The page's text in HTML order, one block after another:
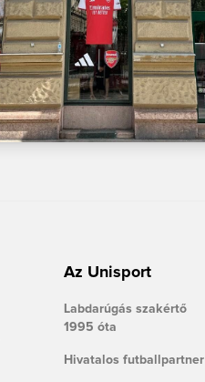
Az Unisport
Labdarúgás szakértő
1995 óta
Hivatalos futballpartner